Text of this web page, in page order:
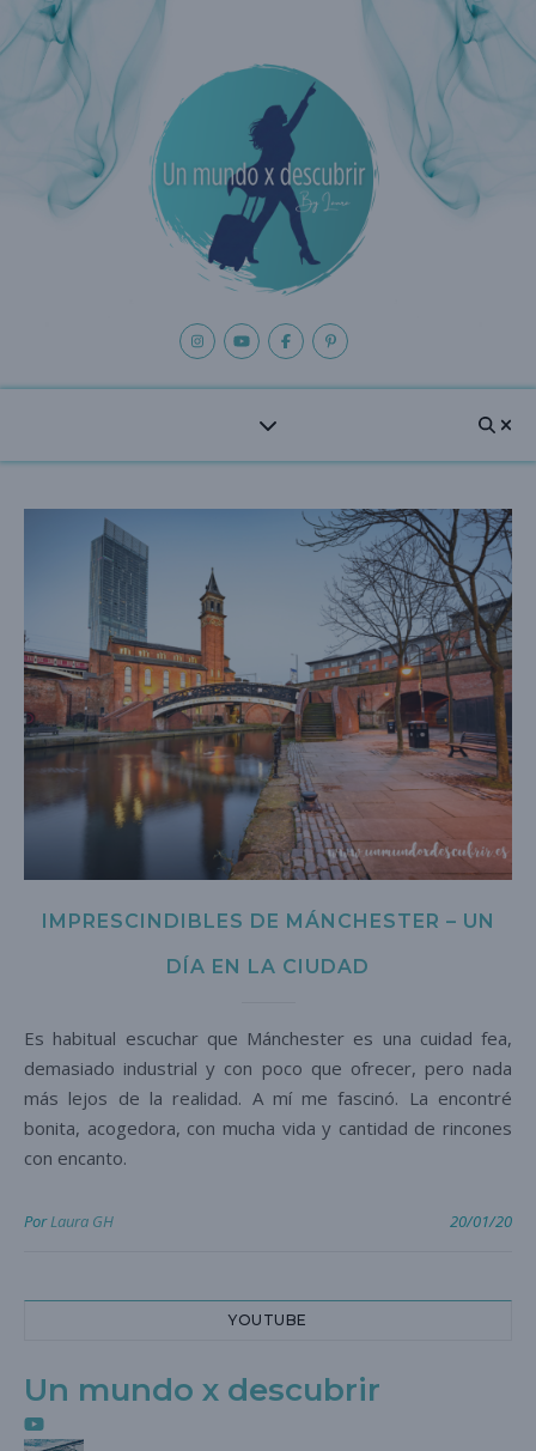
IMPRESCINDIBLES DE MÁNCHESTER – UN
DÍA EN LA CIUDAD
Es habitual escuchar que Mánchester es una cuidad fea,
demasiado industrial y con poco que ofrecer, pero nada
más lejos de la realidad. A mí me fascinó. La encontré
bonita, acogedora, con mucha vida y cantidad de rincones
con encanto.
PorLaura GH 20/01/20
YOUTUBE
Un mundo x descubrir